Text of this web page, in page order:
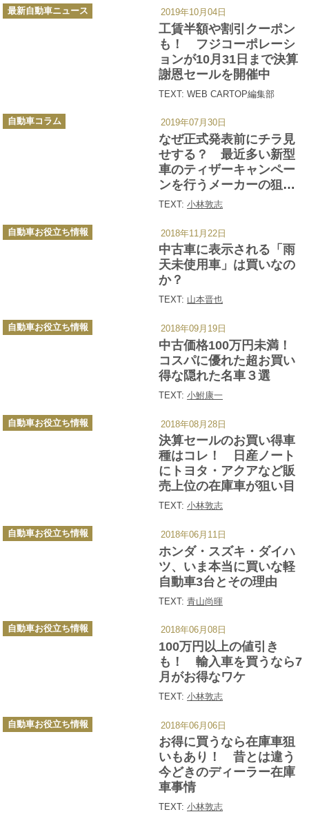
工賃半額や割引クーポン
も！ フジコーポレーシ
ョンが10月31日まで決算
謝恩セールを開催中
TEXT: WEB CARTOP編集部
カ
テ
最新自動車ニュース 2019年10月04日
なぜ正式発表前にチラ見
せする？ 最近多い新型
車のティザーキャンペー
ンを行うメーカーの狙い
とは
TEXT: 小林敦志
カ
テ
自動車コラム 2019年07月30日
中古車に表示される「雨
天未使用車」は買いなの
か？
TEXT: 山本晋也
カ
テ
自動車お役立ち情報 2018年11月22日
中古価格100万円未満！
コスパに優れた超お買い
得な隠れた名車３選
TEXT: 小鮒康一
カ
テ
自動車お役立ち情報 2018年09月19日
決算セールのお買い得車
種はコレ！ 日産ノート
にトヨタ・アクアなど販
売上位の在庫車が狙い目
TEXT: 小林敦志
カ
テ
自動車お役立ち情報 2018年08月28日
ホンダ・スズキ・ダイハ
ツ、いま本当に買いな軽
自動車3台とその理由
TEXT: 青山尚暉
カ
テ
自動車お役立ち情報 2018年06月11日
100万円以上の値引き
も！ 輸入車を買うなら7
月がお得なワケ
TEXT: 小林敦志
カ
テ
自動車お役立ち情報 2018年06月08日
お得に買うなら在庫車狙
いもあり！ 昔とは違う
今どきのディーラー在庫
車事情
TEXT: 小林敦志
カ
テ
自動車お役立ち情報 2018年06月06日